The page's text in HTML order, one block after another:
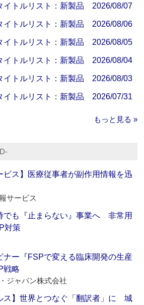
イトルリスト：新製品 2026/08/07
イトルリスト：新製品 2026/08/06
イトルリスト：新製品 2026/08/05
イトルリスト：新製品 2026/08/04
イトルリスト：新製品 2026/08/03
イトルリスト：新製品 2026/07/31
もっと見る »
ビス】医療従事者が副作用情報を迅
サービス
でも『止まらない』事業へ 非常用
対策
ナー『FSPで変える臨床開発の生産
戦略
ジャパン株式会社
ス】世界とつなぐ「翻訳者」に 城